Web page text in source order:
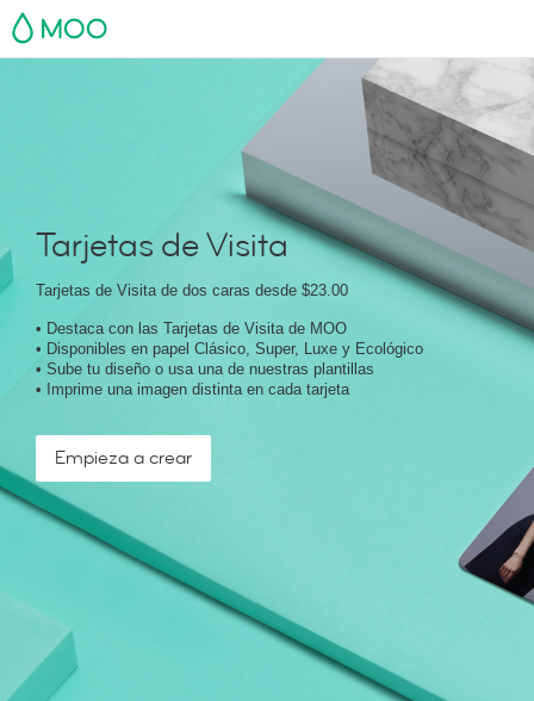
MOO
Tarjetas de Visita
Tarjetas de Visita de dos caras desde $23.00
• Destaca con las Tarjetas de Visita de MOO
• Disponibles en papel Clásico, Super, Luxe y Ecológico
• Sube tu diseño o usa una de nuestras plantillas
• Imprime una imagen distinta en cada tarjeta
Empieza a crear